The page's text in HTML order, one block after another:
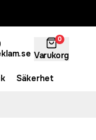
0
Varukorg
Säkerhet